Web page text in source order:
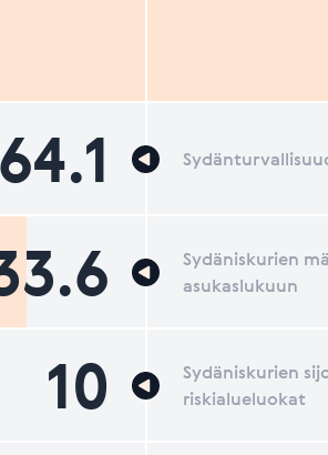
64.1
10
Sydäniskurien
asukaslukuun
Sydäniskurien
riskialueluokat